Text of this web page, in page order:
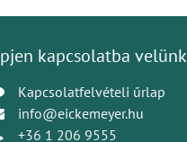
kapcsolatba velünk
Kapcsolatfelvételi űrlap
info@eickemeyer.hu
+36 1 206 9555